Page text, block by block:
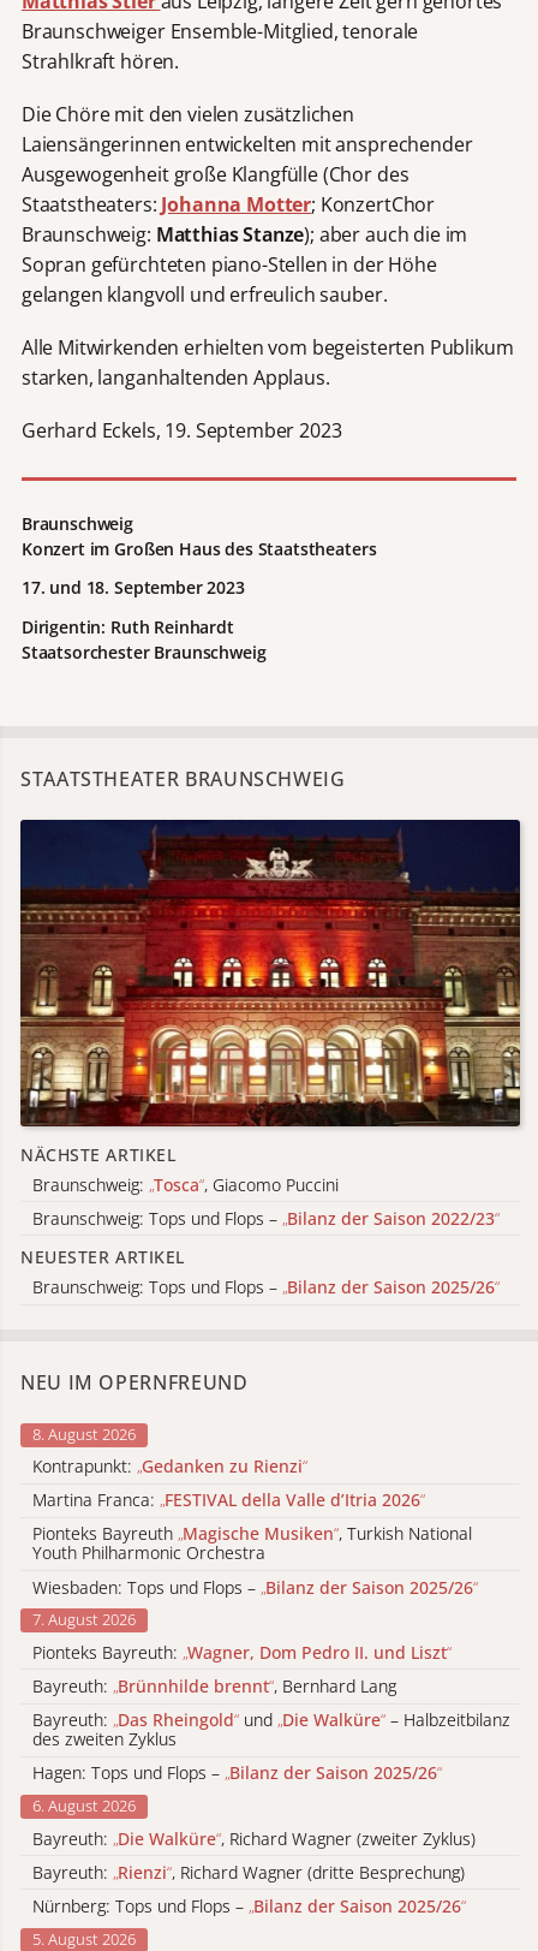
Braunschweiger Ensemble-Mitglied, tenorale
Strahlkraft hören.
Die Chöre mit den vielen zusätzlichen
Laiensängerinnen entwickelten mit ansprechender
Ausgewogenheit große Klangfülle (Chor des
Staatstheaters: Johanna Motter; KonzertChor
Braunschweig: Matthias Stanze); aber auch die im
Sopran gefürchteten piano-Stellen in der Höhe
gelangen klangvoll und erfreulich sauber.
Alle Mitwirkenden erhielten vom begeisterten Publikum
starken, langanhaltenden Applaus.
Gerhard Eckels, 19. September 2023
Braunschweig
Konzert im Großen Haus des Staatstheaters
17. und 18. September 2023
Dirigentin: Ruth Reinhardt
Staatsorchester Braunschweig
STAATSTHEATER BRAUNSCHWEIG
NÄCHSTE ARTIKEL
Braunschweig: „Tosca“, Giacomo Puccini
Braunschweig: Tops und Flops – „Bilanz der Saison 2022/23“
NEUESTER ARTIKEL
Braunschweig: Tops und Flops – „Bilanz der Saison 2025/26“
NEU IM OPERNFREUND
8. August 2026
Kontrapunkt: „Gedanken zu Rienzi“
Martina Franca: „FESTIVAL della Valle d’Itria 2026“
Pionteks Bayreuth „Magische Musiken“, Turkish National
Youth Philharmonic Orchestra
Wiesbaden: Tops und Flops – „Bilanz der Saison 2025/26“
7. August 2026
Pionteks Bayreuth: „Wagner, Dom Pedro II. und Liszt“
Bayreuth: „Brünnhilde brennt“, Bernhard Lang
Bayreuth: „Das Rheingold“ und „Die Walküre“ – Halbzeitbilanz
des zweiten Zyklus
Hagen: Tops und Flops – „Bilanz der Saison 2025/26“
6. August 2026
Bayreuth: „Die Walküre“, Richard Wagner (zweiter Zyklus)
Bayreuth: „Rienzi“, Richard Wagner (dritte Besprechung)
Nürnberg: Tops und Flops – „Bilanz der Saison 2025/26“
5. August 2026